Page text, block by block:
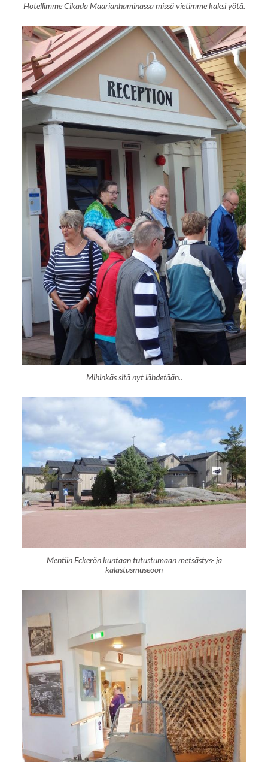
Hotellimme Cikada Maarianhaminassa missä vietimme kaksi yötä.
Mihinkäs sitä nyt lähdetään..
Mentiin Eckerön kuntaan tutustumaan metsästys- ja
kalastusmuseoon